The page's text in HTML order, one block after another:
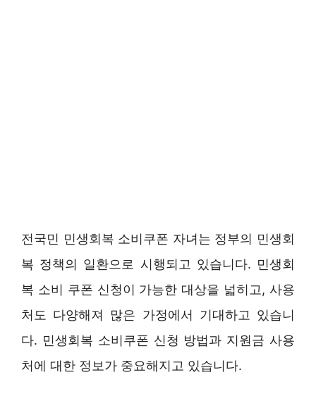
전국민 민생회복 소비쿠폰 자녀는 정부의 민생회
복 정책의 일환으로 시행되고 있습니다. 민생회
복 소비 쿠폰 신청이 가능한 대상을 넓히고, 사용
처도 다양해져 많은 가정에서 기대하고 있습니
다. 민생회복 소비쿠폰 신청 방법과 지원금 사용
처에 대한 정보가 중요해지고 있습니다.